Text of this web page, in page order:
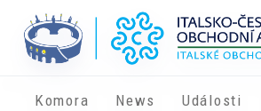
Komora News Události